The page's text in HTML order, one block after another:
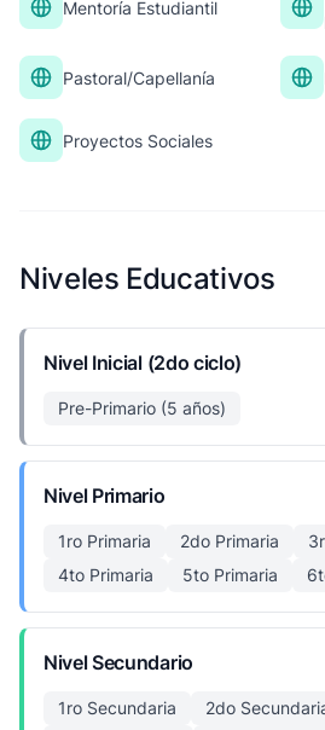
Mentoría Estudiantil
Pastoral/Capellanía
Proyectos Sociales
Niveles Educativos
Nivel Inicial (2do ciclo)
Pre-Primario (5 años)
Nivel Primario
1ro Primaria 2do Primaria
4to Primaria
5to Primaria
Nivel Secundario
1ro Secundaria 2do